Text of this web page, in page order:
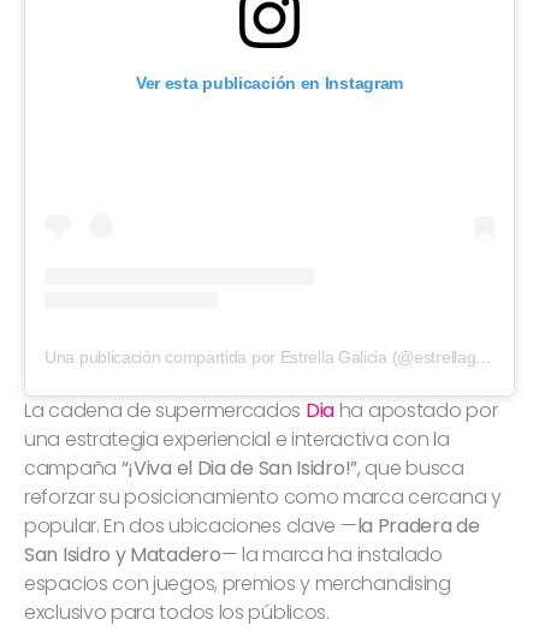
Ver esta publicación en Instagram
La cadena de supermercados Diaha apostado por
una estrategia experiencial e interactiva con la
campaña “¡Viva el Dia de San Isidro!”, que busca
reforzar su posicionamiento como marca cercana y
popular. En dos ubicaciones clave —la Pradera de
San Isidro y Matadero— la marca ha instalado
espacios con juegos, premios y merchandising
exclusivo para todos los públicos.